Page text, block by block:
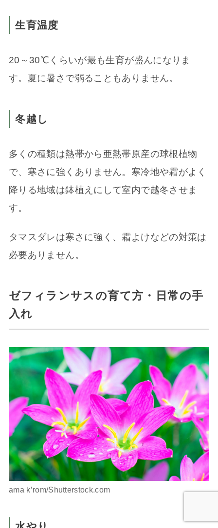
生育温度
20～30℃くらいが最も生育が盛んになりま
す。夏に暑さで弱ることもありません。
冬越し
多くの種類は熱帯から亜熱帯原産の球根植物
で、寒さに強くありません。寒冷地や霜がよく
降りる地域は鉢植えにして室内で越冬させま
す。
タマスダレは寒さに強く、霜よけなどの対策は
必要ありません。
ゼフィランサスの育て方・日常の手
入れ
ama k’rom/Shutterstock.com